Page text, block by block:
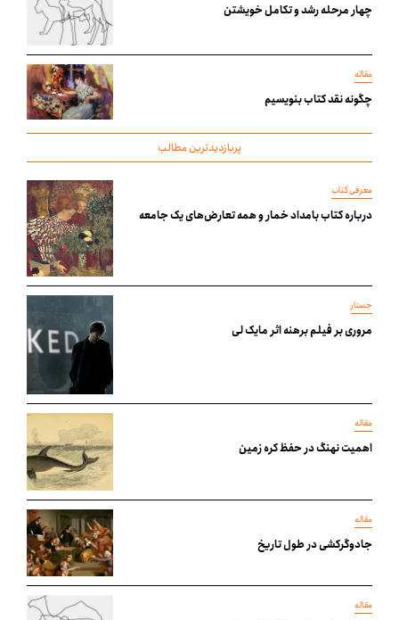
چهار مرحله رشد و تکامل خویشتن
مقاله
چگونه نقد کتاب بنویسیم
پربازدیدترین مطالب
معرفی کتاب
درباره کتاب بامداد خمار و همه تعارض‌های یک جامعه
جستار
مروری بر فیلم برهنه اثر مایک لی
مقاله
اهمیت نهنگ در حفظ کره زمین
مقاله
جادوگرکشی در طول تاریخ
مقاله